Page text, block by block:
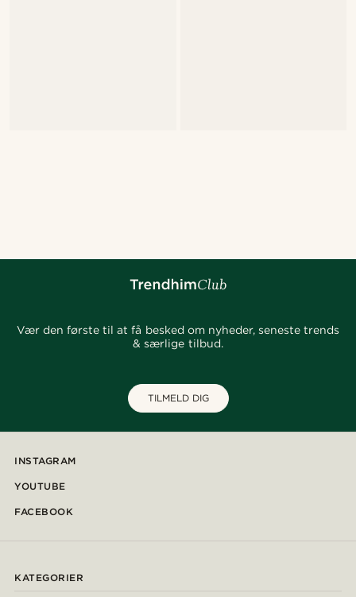
Vær den første til at få besked om nyheder, seneste trends
& særlige tilbud.
TILMELD DIG
INSTAGRAM
YOUTUBE
FACEBOOK
KATEGORIER